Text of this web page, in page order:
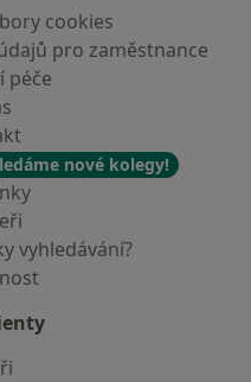
cookies
pro zaměstnance
péče
nové kolegy!
vyhledávání?